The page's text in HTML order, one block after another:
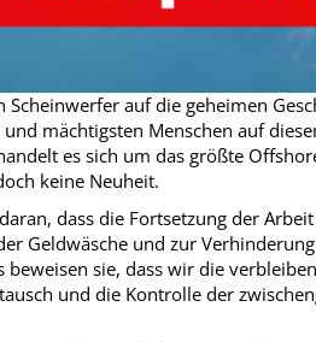
auf die geheimen
mächtigsten Menschen auf
es sich um das größte
keine Neuheit.
dass die Fortsetzung der
Geldwäsche und zur
sie, dass wir die
und die Kontrolle der